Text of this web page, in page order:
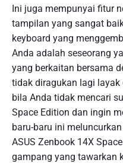
Ini juga mempunyai fitur
tampilan yang sangat
keyboard yang
Anda adalah seseorang
yang berkaitan bersama
tidak diragukan lagi
bila Anda tidak mencari
Space Edition dan ingin
baru-baru ini
ASUS Zenbook 14X
gampang yang tawarkan